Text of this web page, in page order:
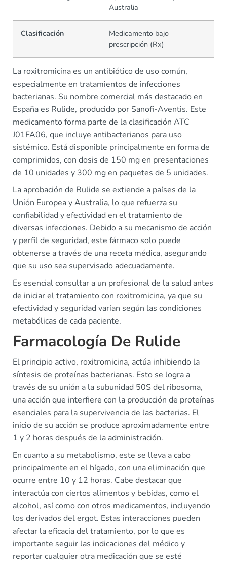
Australia
Clasificación
Medicamento bajo
prescripción (Rx)
La roxitromicina es un antibiótico de uso común,
especialmente en tratamientos de infecciones
bacterianas. Su nombre comercial más destacado en
España es Rulide, producido por Sanofi-Aventis. Este
medicamento forma parte de la clasificación ATC
J01FA06, que incluye antibacterianos para uso
sistémico. Está disponible principalmente en forma de
comprimidos, con dosis de 150 mg en presentaciones
de 10 unidades y 300 mg en paquetes de 5 unidades.
La aprobación de Rulide se extiende a países de la
Unión Europea y Australia, lo que refuerza su
confiabilidad y efectividad en el tratamiento de
diversas infecciones. Debido a su mecanismo de acción
y perfil de seguridad, este fármaco solo puede
obtenerse a través de una receta médica, asegurando
que su uso sea supervisado adecuadamente.
Es esencial consultar a un profesional de la salud antes
de iniciar el tratamiento con roxitromicina, ya que su
efectividad y seguridad varían según las condiciones
metabólicas de cada paciente.
Farmacología De Rulide
El principio activo, roxitromicina, actúa inhibiendo la
síntesis de proteínas bacterianas. Esto se logra a
través de su unión a la subunidad 50S del ribosoma,
una acción que interfiere con la producción de proteínas
esenciales para la supervivencia de las bacterias. El
inicio de su acción se produce aproximadamente entre
1 y 2 horas después de la administración.
En cuanto a su metabolismo, este se lleva a cabo
principalmente en el hígado, con una eliminación que
ocurre entre 10 y 12 horas. Cabe destacar que
interactúa con ciertos alimentos y bebidas, como el
alcohol, así como con otros medicamentos, incluyendo
los derivados del ergot. Estas interacciones pueden
afectar la eficacia del tratamiento, por lo que es
importante seguir las indicaciones del médico y
reportar cualquier otra medicación que se esté